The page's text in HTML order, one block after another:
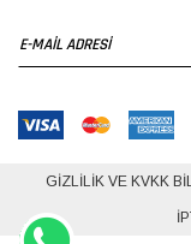
MAİL
GIZLILIK VE KVKK